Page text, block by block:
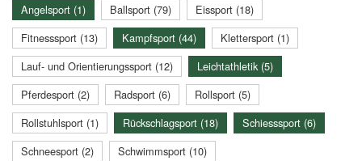
Angelsport (1) Ballsport (79)
Eissport (18)
Fitnesssport (13)
Kampfsport (44)
Klettersport (1)
Lauf- und Orientierungssport (12)
Leichtathletik (5)
Pferdesport (2)
Radsport (6)
Rollsport (5)
Rollstuhlsport (1)
Rückschlagsport (18)
Schiesssport (6)
Schneesport (2)
Schwimmsport (10)